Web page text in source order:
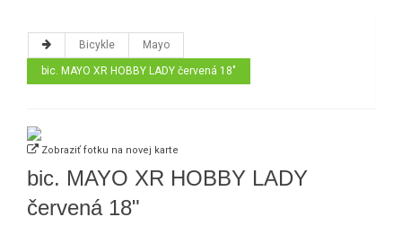
Bicykle Mayo
bic. MAYO XR HOBBY LADY červená 18"
Zobraziť fotku na novej karte
bic. MAYO XR HOBBY LADY
červená 18"